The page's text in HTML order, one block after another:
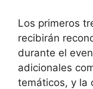
Los primeros
recibirán
durante el
adicionales
temáticos, y la